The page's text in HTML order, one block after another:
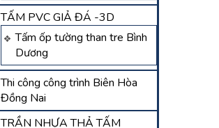
TẤM PVC GIẢ ĐÁ -3D
Tấm ốp tường than tre Bình
Dương
Thi công công trình Biên Hòa
Đồng Nai
TRẦN NHỰA THẢ TẤM